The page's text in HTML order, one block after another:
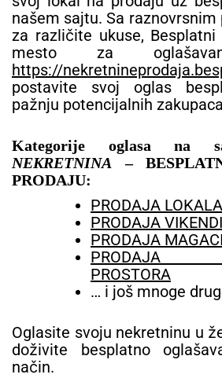
našem sajtu. Sa raznovrsnim
za različite ukuse,
mesto za
https://
postavite svoj oglas
pažnju potencijalnih
Kategorije oglasa na
NEKRETNINA –
PRODAJU:
PRODAJA LOKALA
PRODAJA
PRODAJA
PRODAJA
PROSTORA
… i još mnoge
Oglasite svoju nekretninu u
doživite besplatno
način.